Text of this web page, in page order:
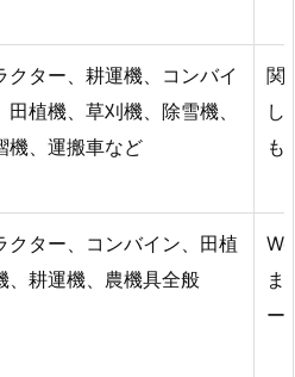
クター、耕運機、コンバイ
田植機、草刈機、除雪機、
機、運搬車など
関
し
も
クター、コンバイン、田植
、耕運機、農機具全般
ま
ー